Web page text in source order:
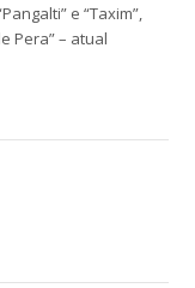
e “Taxim”,
Pera” – atual